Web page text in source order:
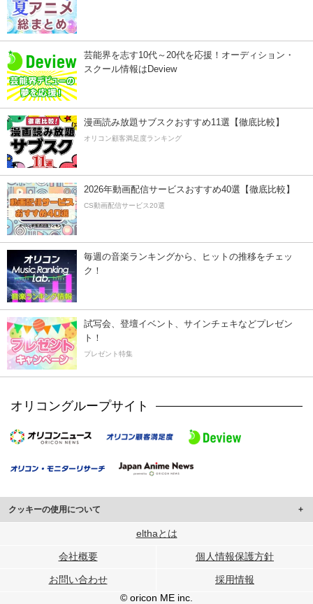
芸能界を志す10代～20代を応援！オーディション・
スクール情報はDeview
漫画読み放題サブスクおすすめ11選【徹底比較】
オリコン顧客満足度ランキング
2026年動画配信サービスおすすめ40選【徹底比較】
CS動画配信サービス20選
毎週の音楽ランキングから、ヒットの推移をチェッ
ク！
試写会、登壇イベント、サインチェキなどプレゼン
ト！
プレゼント特集
オリコングループサイト
クッキーの使用について
このサイトでは Cookie を使用して、ユーザーに合わせたコンテンツや広告の
行っています。
メディアや広告配信、データ解析の各パートナーに提供しています。
各パートナーは、この情報とユーザーが各パートナーに提供した他の情報や、
elthaとは
会社概要 個人情報保護方針
お問い合わせ
採用情報
© oricon ME inc.